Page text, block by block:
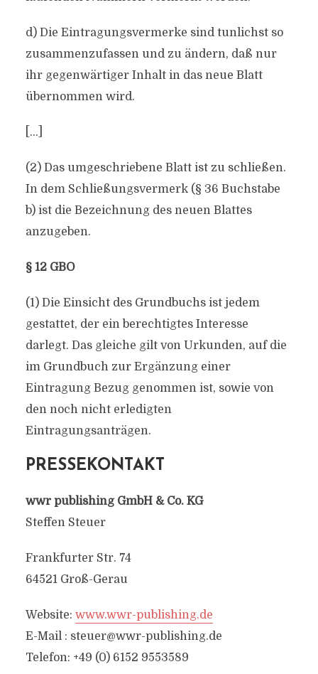
d) Die Eintragungsvermerke sind tunlichst so
zusammenzufassen und zu ändern, daß nur
ihr gegenwärtiger Inhalt in das neue Blatt
übernommen wird.
[…]
(2) Das umgeschriebene Blatt ist zu schließen.
In dem Schließungsvermerk (§ 36 Buchstabe
b) ist die Bezeichnung des neuen Blattes
anzugeben.
§ 12 GBO
(1) Die Einsicht des Grundbuchs ist jedem
gestattet, der ein berechtigtes Interesse
darlegt. Das gleiche gilt von Urkunden, auf die
im Grundbuch zur Ergänzung einer
Eintragung Bezug genommen ist, sowie von
den noch nicht erledigten
Eintragungsanträgen.
PRESSEKONTAKT
wwr publishing GmbH & Co. KG
Steffen Steuer
Frankfurter Str. 74
64521 Groß-Gerau
Website: www.wwr-publishing.de
E-Mail : steuer@wwr-publishing.de
Telefon: +49 (0) 6152 9553589